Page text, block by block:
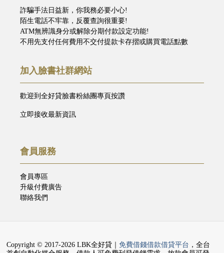
詐騙手法日益新，你我務必要小心!
陌生電話不牢靠，反覆查詢很重要!
ATM無辨識身分或解除分期付款設定功能!
不用先支付任何費用不交付提款卡存摺或購買電話點數
加入臉書社群網站
歡迎到全好貸臉書粉絲團專頁按讚
立即接收最新資訊
會員服務
會員專區
升級付費廣告
聯絡我們
Copyright © 2017-2026 LBK全好貸｜ 免費借錢借款借貸平台 ，全台